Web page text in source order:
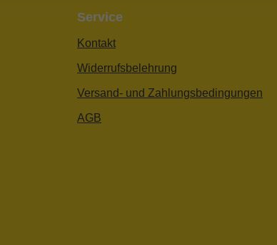
Service
Kontakt
Widerrufsbelehrung
Versand- und Zahlungsbedingungen
AGB